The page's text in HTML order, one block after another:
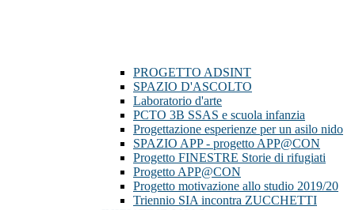
PROGETTO ADSINT
SPAZIO D'ASCOLTO
Laboratorio d'arte
PCTO 3B SSAS e scuola infanzia
Progettazione esperienze per un asilo nido
SPAZIO APP - progetto APP@CON
Progetto FINESTRE Storie di rifugiati
Progetto APP@CON
Progetto motivazione allo studio 2019/20
Triennio SIA incontra ZUCCHETTI